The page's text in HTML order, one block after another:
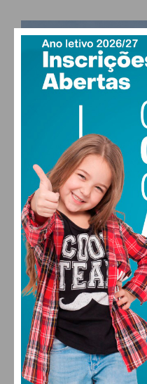
PAÇOS
18°
28°
SÁB
27
DOM
FARMACIAS DE
FERREIRA